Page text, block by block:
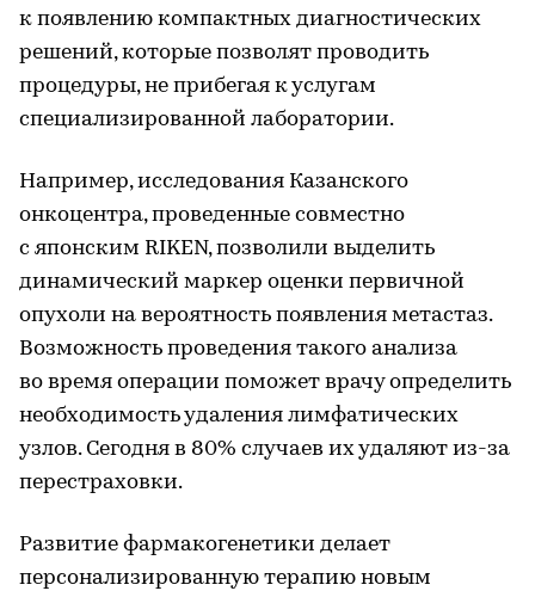
к появлению компактных диагностических
решений, которые позволят проводить
процедуры, не прибегая к услугам
специализированной лаборатории.
Например, исследования Казанского
онкоцентра, проведенные совместно
с японским RIKEN, позволили выделить
динамический маркер оценки первичной
опухоли на вероятность появления метастаз.
Возможность проведения такого анализа
во время операции поможет врачу определить
необходимость удаления лимфатических
узлов. Сегодня в 80% случаев их удаляют из-за
перестраховки.
Развитие фармакогенетики делает
персонализированную терапию новым